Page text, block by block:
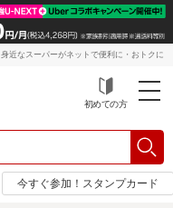
身近なスーパーがネットで便利に・おトクに
初めての方
今すぐ参加！スタンプカード